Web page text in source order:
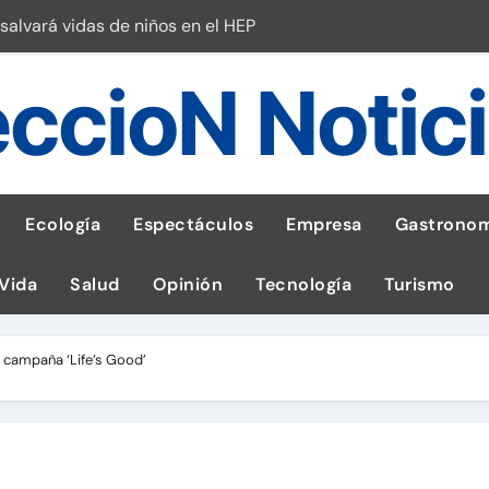
vidas de niños en el HEP
en Latam
con leña
de hígado
de celular según OSIPTEL
peruanos del IPD
Ecología Espectáculos Empresa
Salud Opinión Tecnología Turismo
‘Life’s Good’